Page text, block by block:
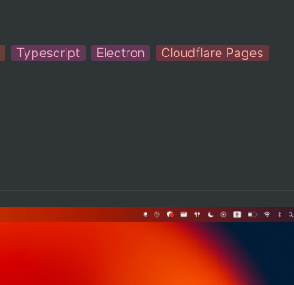
Typescript Electron Cloudflare Pages